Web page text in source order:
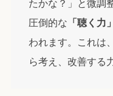
たかな？」と微調
圧倒的な 「聴く力
われます。これは
ら考え、改善する